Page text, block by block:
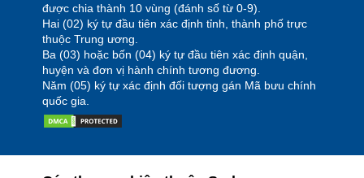
được chia thành 10 vùng (đánh số từ 0-9).
Hai (02) ký tự đầu tiên xác định tỉnh, thành phố trực
thuộc Trung ương.
Ba (03) hoặc bốn (04) ký tự đầu tiên xác định quận,
huyện và đơn vị hành chính tương đương.
Năm (05) ký tự xác định đối tượng gán Mã bưu chính
quốc gia.